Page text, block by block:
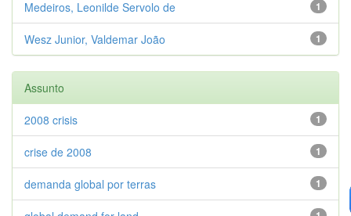
1
Medeiros, Leonilde Servolo de
1
Wesz Junior, Valdemar João
Assunto
1
2008 crisis
1
crise de 2008
1
demanda global por terras